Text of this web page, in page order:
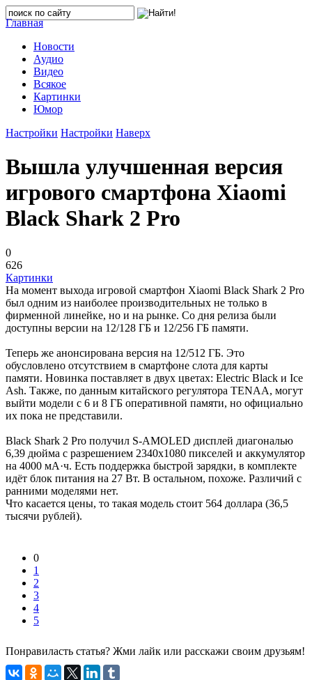
Главная
Новости
Аудио
Видео
Всякое
Картинки
Юмор
Настройки Настройки Наверх
Вышла улучшенная версия
игрового смартфона Xiaomi
Black Shark 2 Pro
0
626
Картинки
На момент выхода игровой смартфон Xiaomi Black Shark 2 Pro
был одним из наиболее производительных не только в
фирменной линейке, но и на рынке. Со дня релиза были
доступны версии на 12/128 ГБ и 12/256 ГБ памяти.
Теперь же анонсирована версия на 12/512 ГБ. Это
обусловлено отсутствием в смартфоне слота для карты
памяти. Новинка поставляет в двух цветах: Electric Black и Ice
Ash. Также, по данным китайского регулятора TENAA, могут
выйти модели с 6 и 8 ГБ оперативной памяти, но официально
их пока не представили.
Black Shark 2 Pro получил S-AMOLED дисплей диагональю
6,39 дюйма с разрешением 2340х1080 пикселей и аккумулятор
на 4000 мА·ч. Есть поддержка быстрой зарядки, в комплекте
идёт блок питания на 27 Вт. В остальном, похоже. Различий с
ранними моделями нет.
Что касается цены, то такая модель стоит 564 доллара (36,5
тысячи рублей).
0
1
2
3
4
5
Понравиласть статья? Жми лайк или расскажи своим друзьям!